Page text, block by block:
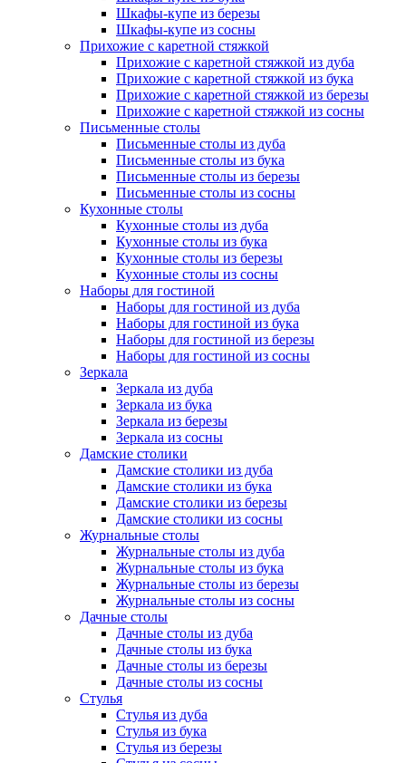
Шкафы-купе из березы
Шкафы-купе из сосны
Прихожие с каретной стяжкой
Прихожие с каретной стяжкой из дуба
Прихожие с каретной стяжкой из бука
Прихожие с каретной стяжкой из березы
Прихожие с каретной стяжкой из сосны
Письменные столы
Письменные столы из дуба
Письменные столы из бука
Письменные столы из березы
Письменные столы из сосны
Кухонные столы
Кухонные столы из дуба
Кухонные столы из бука
Кухонные столы из березы
Кухонные столы из сосны
Наборы для гостиной
Наборы для гостиной из дуба
Наборы для гостиной из бука
Наборы для гостиной из березы
Наборы для гостиной из сосны
Зеркала
Зеркала из дуба
Зеркала из бука
Зеркала из березы
Зеркала из сосны
Дамские столики
Дамские столики из дуба
Дамские столики из бука
Дамские столики из березы
Дамские столики из сосны
Журнальные столы
Журнальные столы из дуба
Журнальные столы из бука
Журнальные столы из березы
Журнальные столы из сосны
Дачные столы
Дачные столы из дуба
Дачные столы из бука
Дачные столы из березы
Дачные столы из сосны
Стулья
Стулья из дуба
Стулья из бука
Стулья из березы